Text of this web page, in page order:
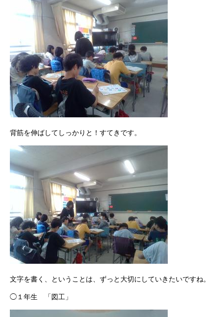
背筋を伸ばしてしっかりと！すてきです。
文字を書く、ということは、ずっと大切にしていきたいですね。
◯１年生 「図工」